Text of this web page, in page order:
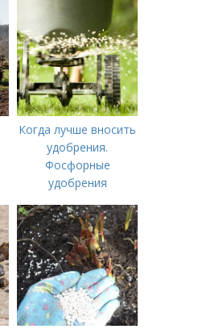
Когда лучше вносить
удобрения.
Фосфорные
удобрения